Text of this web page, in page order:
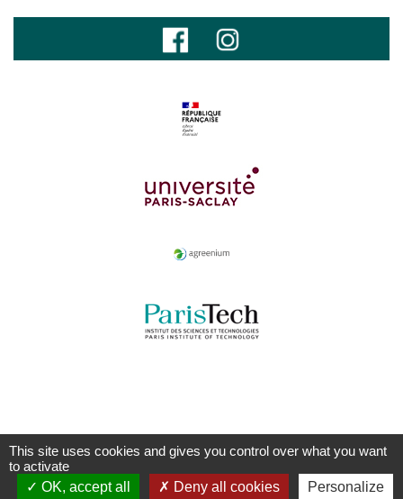
This site uses cookies and gives you control over what you want
to activate
OK, accept all
Deny all cookies Personalize